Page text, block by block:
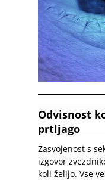
Odvisnost
prtljago
Zasvojenost s
izgovor
koli želijo. Vse